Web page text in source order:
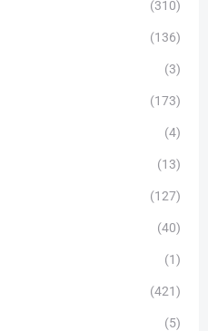
(310)
(136)
(3)
(173)
(4)
(13)
(127)
(40)
(1)
(421)
(5)